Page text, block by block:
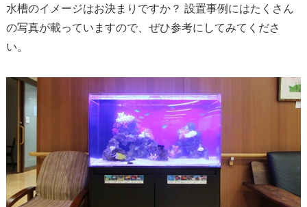
水槽のイメージはお決まりですか？ 設置事例にはたくさん
の写真が載っていますので、ぜひ参考にしてみてくださ
い。